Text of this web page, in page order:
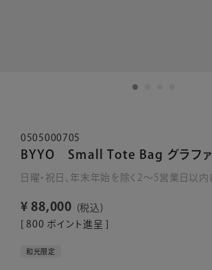
0505000705
BYYO Small Tote Bag グラファ
日曜・祝日、年末年始を除く2～5営業日以
¥ 88,000
税込
800 ポイント進呈 ]
和光限定